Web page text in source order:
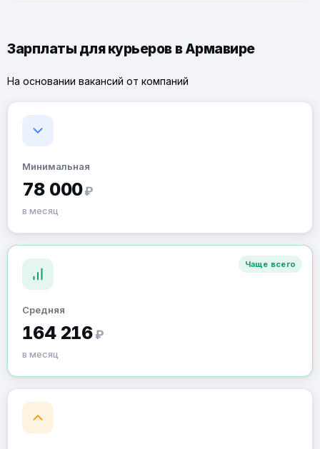
Зарплаты для курьеров в Армавире
На основании вакансий от компаний
Минимальная
78 000₽
в месяц
Чаще всего
Средняя
164 216 ₽
в месяц